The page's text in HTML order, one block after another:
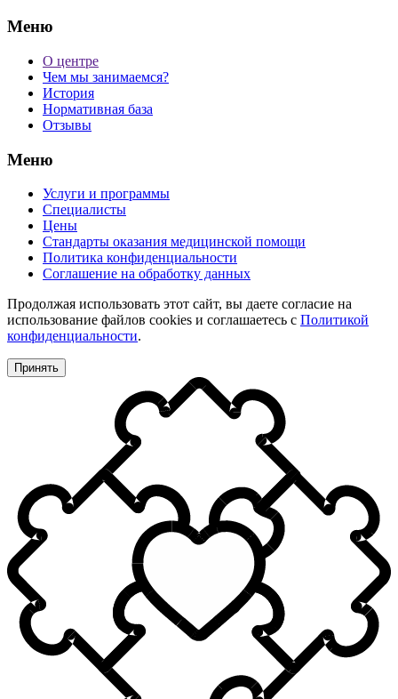
Меню
О центре
Чем мы занимаемся?
История
Нормативная база
Отзывы
Меню
Услуги и программы
Специалисты
Цены
Стандарты оказания медицинской помощи
Политика конфиденциальности
Соглашение на обработку данных
Продолжая использовать этот сайт, вы даете согласие на
использование файлов cookies и соглашаетесь с Политикой
конфиденциальности.
Принять